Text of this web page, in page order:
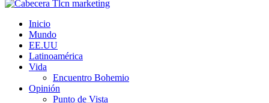
Inicio
Mundo
EE.UU
Latinoamérica
Vida
Encuentro Bohemio
Opinión
Punto de Vista